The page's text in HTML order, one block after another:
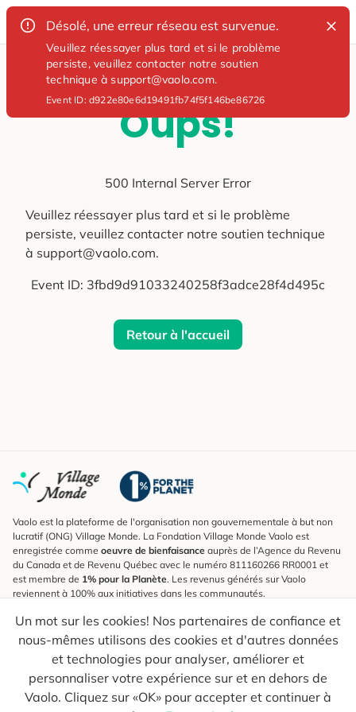
Désolé, une erreur réseau est survenue.
Veuillez réessayer plus tard et si le problème
persiste, veuillez contacter notre soutien
technique à support@vaolo.com.
Event ID:d922e80e6d19491fb74f5f146be86726
Oups!
500 Internal Server Error
Veuillez réessayer plus tard et si le problème
persiste, veuillez contacter notre soutien technique
à support@vaolo.com.
Event ID: 3fbd9d91033240258f3adce28f4d495c
Retour à l'accueil
Un mot sur les cookies! Nos partenaires de confiance et
nous-mêmes utilisons des cookies et d'autres données
et technologies pour analyser, améliorer et
personnaliser votre expérience sur et en dehors de
Vaolo. Cliquez sur «OK» pour accepter et continuer à
Vaolo est la plateforme de l'organisation non gouvernementale à but non
lucratif (ONG) Village Monde. La Fondation Village Monde Vaolo est
enregistrée comme oeuvre de bienfaisance auprès de l’Agence du Revenu
du Canada et de Revenu Québec avec le numéro 811160266 RR0001 et
est membre de 1% pour la Planète. Les revenus générés sur Vaolo
reviennent à 100% aux initiatives dans les communautés.
S'inscrire à l'infolettre
Pour connaître les nouveautés, suivre nos explorateurs et recevoir des
astuces pour des voyages plus conscients.
Ton courriel Envoyer